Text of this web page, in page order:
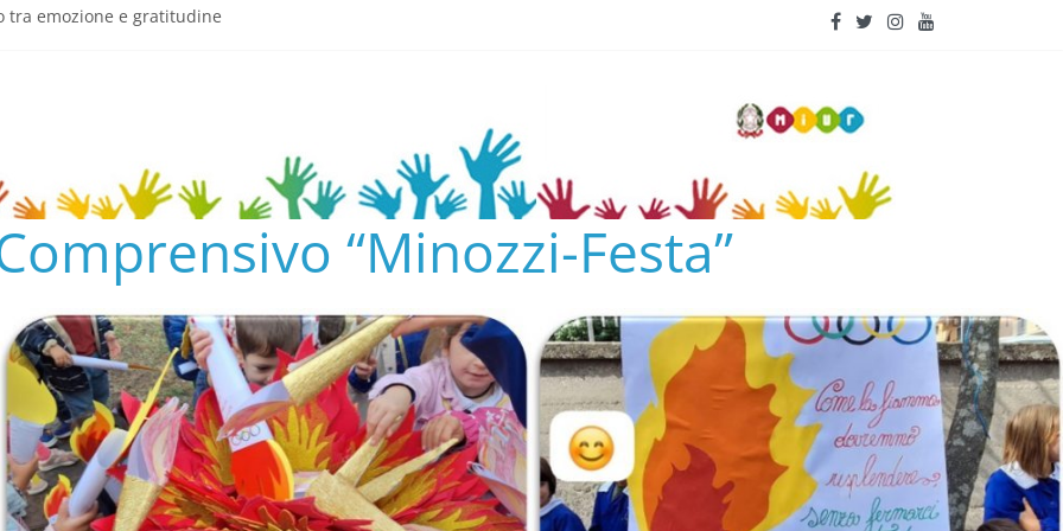
tra emozione e gratitudine
AL COLLEGIO E AL CONSIGLIO DI ISTITUTO 2024/25
“Minozzi-Festa”